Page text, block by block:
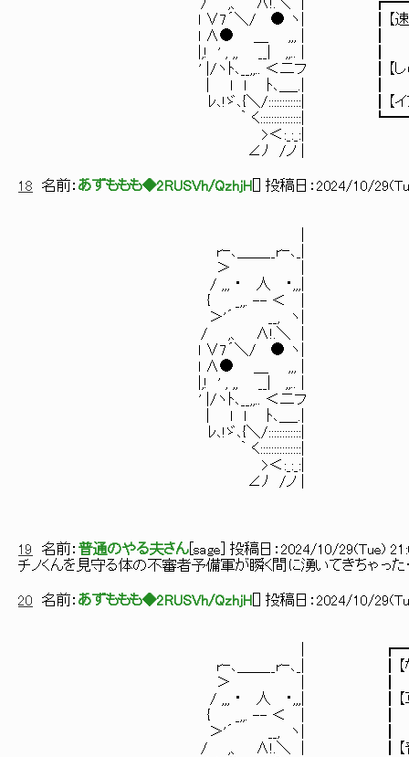
/ ,、 ∧!.＼ |
l ∨7´＼/ ● ヽ| ┃【速報・チノちゃん、
l ∧● ＿
|,! ' , ,,
' |/ヽﾄ､__,,.. ＜二フ ┃【しゅごい】
| ｌ l ﾄ､
ﾚ､!ゞ､{＼/::::::::::::| ┃【インパ
｀ く:::::::::::::::|
>＜:_:_:|
∠ﾉ /ノ |
18 名前： あずももも◆2RUSVh/QzhjH ] 投稿日： 2024/10/
rｰ､＿＿__rｰ､_| ┃【まともな
＞ |
/ ,,, ・ 人 ・,,,| ┃ダンジョン潜
{ _,,. --
＞'´ __,
/ ,、 ∧!.＼ | ┃初配
l ∨7´＼/
l ∧● ＿ ,,, | ┃内容があっち
|,! ' , ,, __|
' |/ヽﾄ､__,,..
| ｌ l ﾄ､＿_.| ┃ぼーっとし
ﾚ､!ゞ､{＼/
｀ く
>＜:_:_:| ┃あまつさえ
∠ﾉ /ノ
19 名前： 普通のやる夫さん sage ] 投稿日： 2024/10/29(Tue)
チノくんを見守る体の不審者予備軍が瞬く間に湧いてきちゃっ
20 名前： あずももも◆2RUSVh/QzhjH ] 投稿日： 2024/10/
|
rｰ､＿＿__rｰ､_| ┃【なのにどうしてこ
＞ |
/ ,,, ・ 人 ・,,,| ┃【草】【草】
{ _,,. --
＞'´ __,
/ ,、 ∧!.＼ | ┃【普通